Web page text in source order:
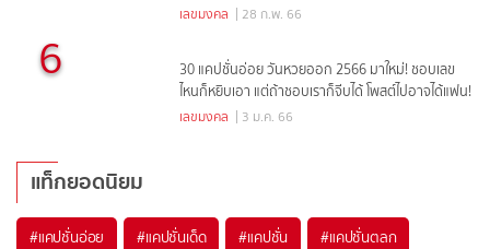
เลขมงคล | 28 ก.พ. 66
6
30 แคปชั่นอ่อย วันหวยออก 2566 มาใหม่! ชอบเลข
ไหนก็หยิบเอา แต่ถ้าชอบเราก็จีบได้ โพสต์ไปอาจได้แฟน!
เลขมงคล | 3 ม.ค. 66
แท็กยอดนิยม
#แคปชั่นอ่อย #แคปชั่นเด็ด #แคปชั่น #แคปชั่นตลก